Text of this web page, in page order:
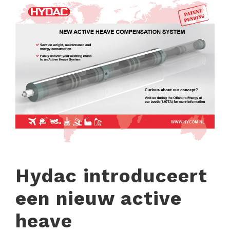
Hydac introduceert
een nieuw active
heave